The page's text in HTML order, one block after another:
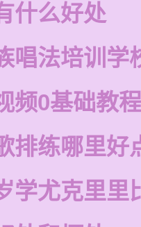
什么好处
唱法培训学
频0基础教程
排练哪里好
学尤克里里